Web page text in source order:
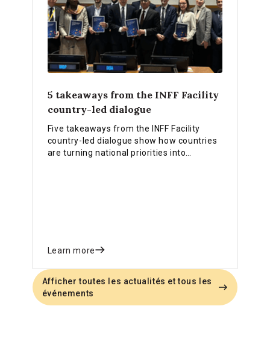
5 takeaways from the INFF Facility
country-led dialogue
Five takeaways from the INFF Facility
country-led dialogue show how countries
are turning national priorities into
Learn more
Afficher toutes les actualités et tous les
événements